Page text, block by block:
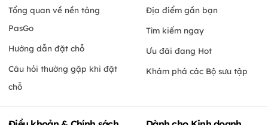
Tổng quan về nền tảng
PasGo
Hướng dẫn đặt chỗ
Câu hỏi thường gặp khi đặt
chỗ
Địa điểm gần bạn
Tìm kiếm ngay
Ưu đãi đang Hot
Khám phá các Bộ sưu tập